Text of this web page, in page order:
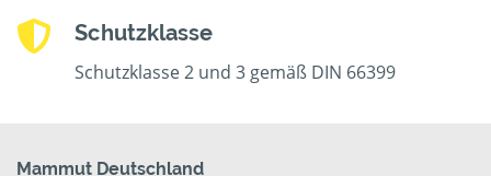
Schutzklasse
Schutzklasse 2 und 3 gemäß DIN 66399
Mammut Deutschland